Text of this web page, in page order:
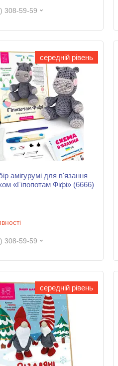
308-59-59
середній рівень
амігурумі для в'язання
«Гіпопотам Фіфі» (6666)
308-59-59
середній рівень